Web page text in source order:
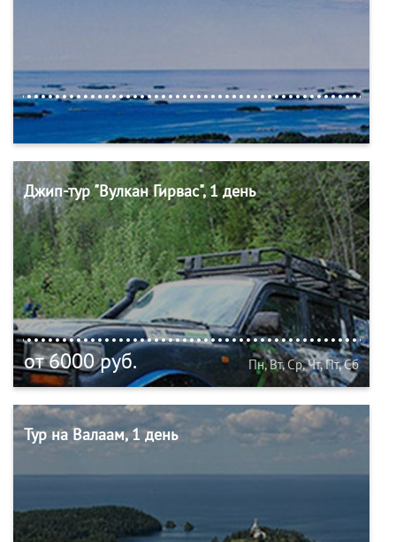
Джип-тур "Вулкан Гирвас", 1 день
от 6000 руб. Пн, Вт, Ср, Чт, Пт, Сб
Тур на Валаам, 1 день